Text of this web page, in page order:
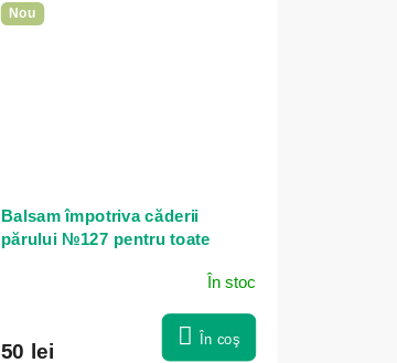
Nou
Balsam împotriva căderii
părului №127 pentru toate
În stoc
50 lei În coş